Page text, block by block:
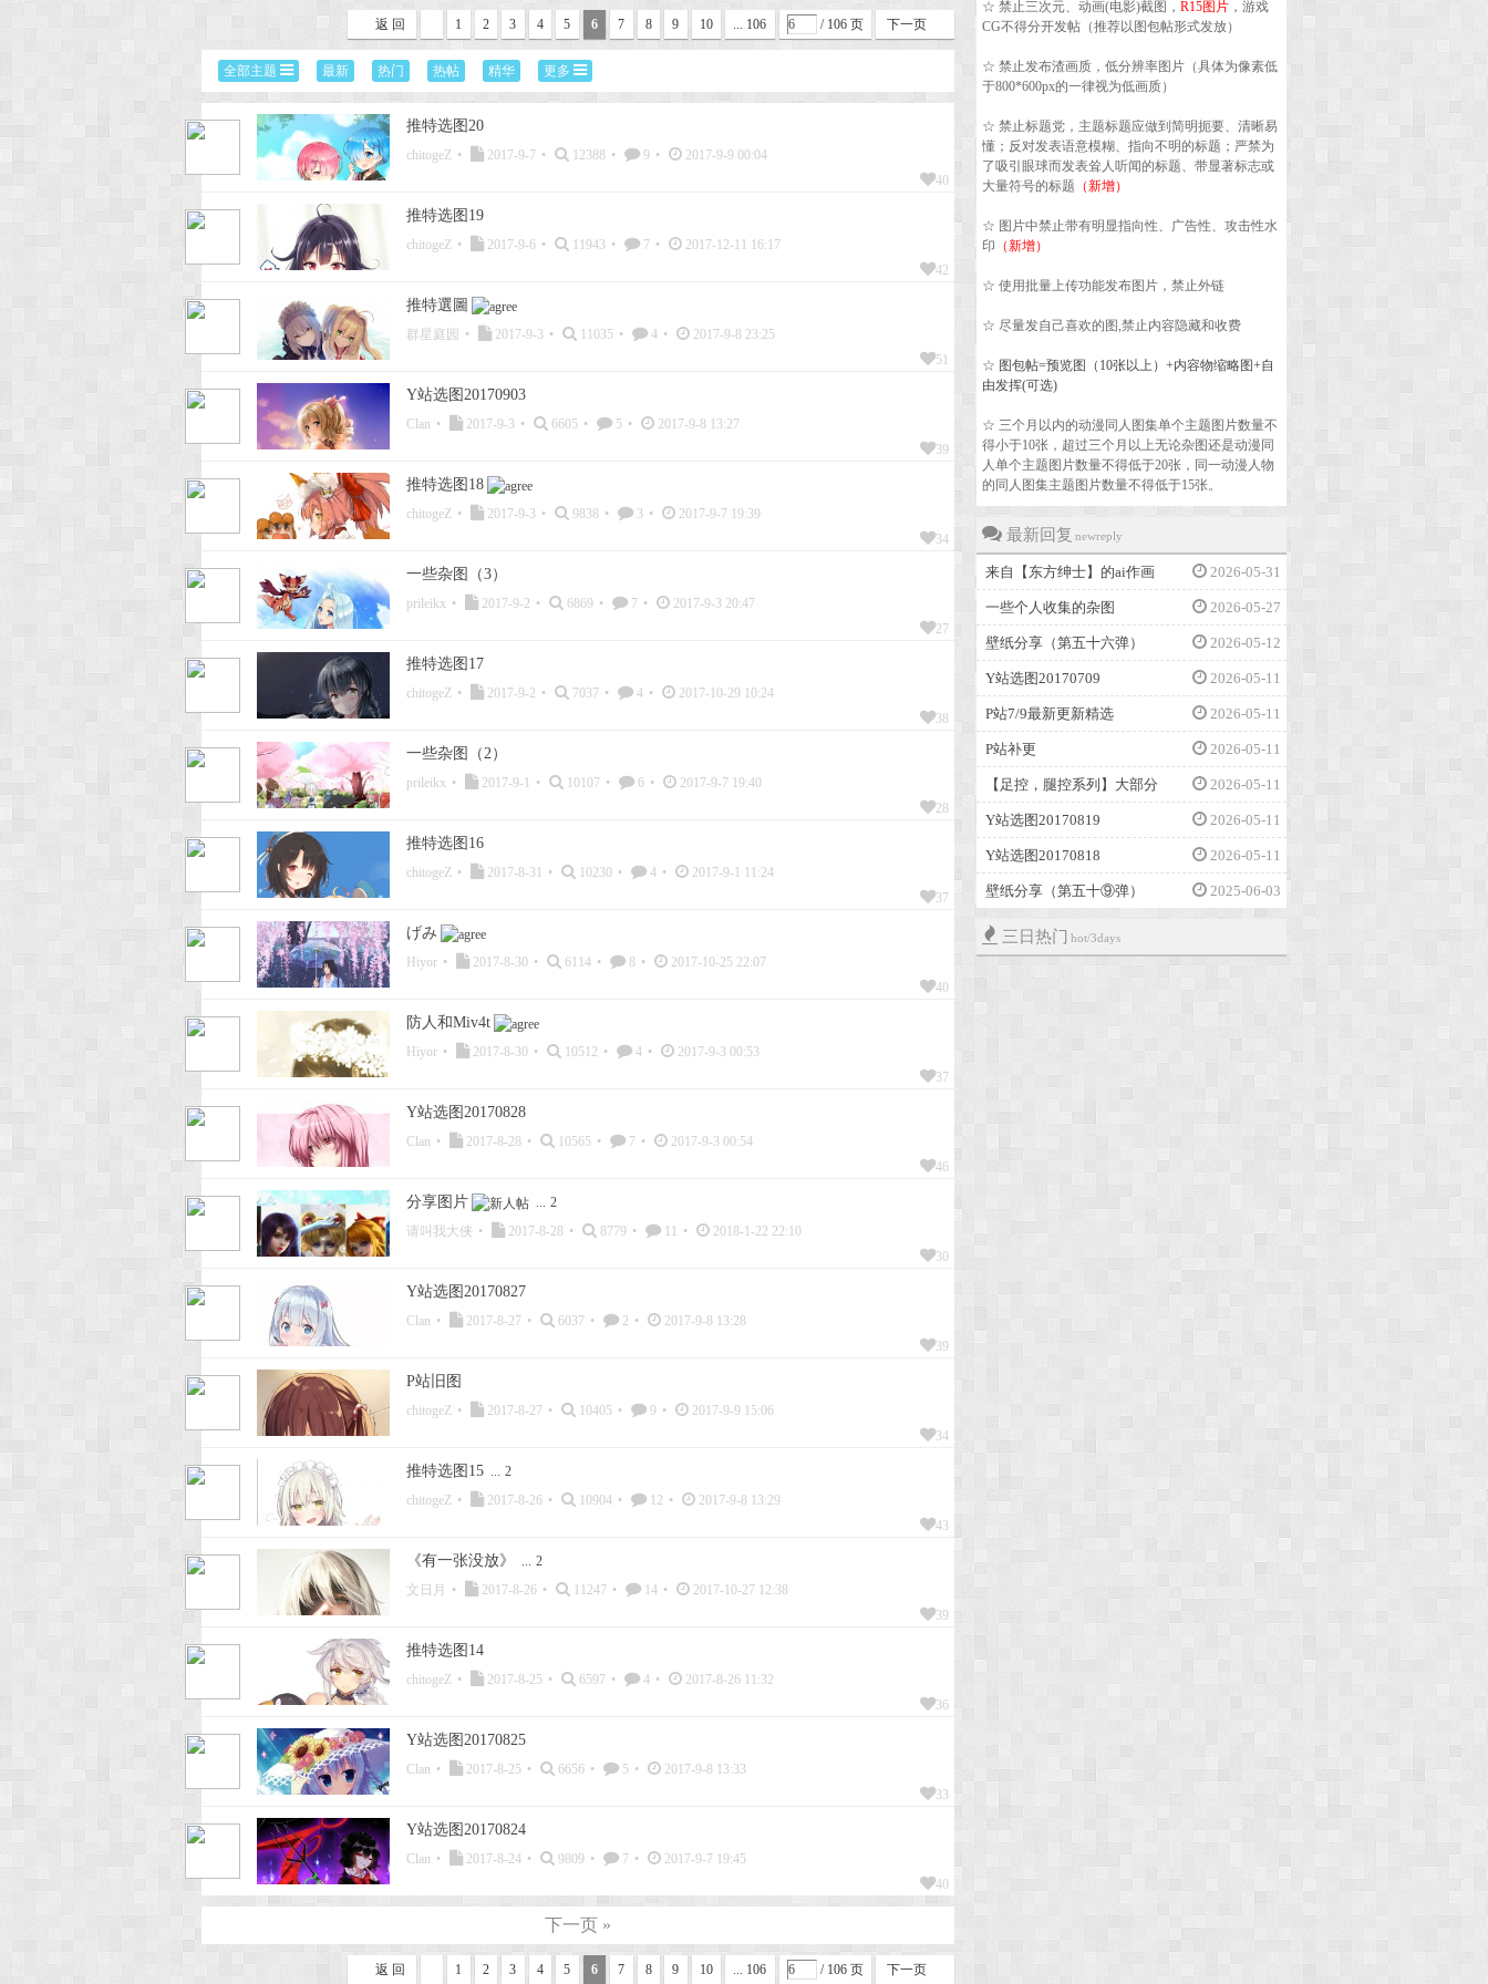
1 2 3 4 5 6 7 8 9 10 ... 106 / 106 页 下一页
返 回
全部主题 最新 热门 热帖 精华 更多
推特选图20
chitogeZ • 2017-9-7 • 12388 • 9 •
2017-9-9 00:04
40
推特选图19
chitogeZ • 2017-9-6 • 11943 • 7 •
2017-12-11 16:17
42
推特選圖
群星庭园 • 2017-9-3 • 11035 • 4 •
2017-9-8 23:25
51
Y站选图20170903
Clan • 2017-9-3 • 6605 • 5 •
2017-9-8 13:27
39
推特选图18
chitogeZ • 2017-9-3 • 9838 • 3 •
2017-9-7 19:39
34
一些杂图（3）
prileikx • 2017-9-2 • 6869 • 7 •
2017-9-3 20:47
27
推特选图17
chitogeZ • 2017-9-2 • 7037 • 4 •
2017-10-29 10:24
38
一些杂图（2）
prileikx • 2017-9-1 • 10107 • 6 •
2017-9-7 19:40
28
推特选图16
chitogeZ • 2017-8-31 • 10230 • 4 •
2017-9-1 11:24
37
げみ
Hiyor • 2017-8-30 • 6114 • 8 •
2017-10-25 22:07
40
防人和Miv4t
Hiyor • 2017-8-30 • 10512 • 4 •
2017-9-3 00:53
37
Y站选图20170828
Clan • 2017-8-28 • 10565 • 7 •
2017-9-3 00:54
46
分享图片 ... 2
请叫我大侠 • 2017-8-28 • 8779 • 11 •
2018-1-22 22:10
30
Y站选图20170827
Clan • 2017-8-27 • 6037 • 2 •
2017-9-8 13:28
39
P站旧图
chitogeZ • 2017-8-27 • 10405 • 9 •
2017-9-9 15:06
34
推特选图15 ... 2
chitogeZ • 2017-8-26 • 10904 • 12 •
2017-9-8 13:29
43
《有一张没放》 ... 2
文日月
• 2017-8-26 • 11247 • 14 •
2017-10-27 12:38
39
推特选图14
chitogeZ • 2017-8-25 • 6597 • 4 •
2017-8-26 11:32
36
Y站选图20170825
Clan • 2017-8-25 • 6656 • 5 •
2017-9-8 13:33
33
Y站选图20170824
Clan • 2017-8-24 • 9809 • 7 •
2017-9-7 19:45
40
下一页 »
1 2 3 4 5 6 7 8 9 10 ... 106 / 106 页 下一页
返 回
☆ 禁止三次元、动画(电影)截图， R15图片 ，游戏
CG不得分开发帖（推荐以图包帖形式发放）
☆ 禁止发布渣画质，低分辨率图片（具体为像素低
于800*600px的一律视为低画质）
☆ 禁止标题党，主题标题应做到简明扼要、清晰易
懂；反对发表语意模糊、指向不明的标题；严禁为
了吸引眼球而发表耸人听闻的标题、带显著标志或
大量符号的标题 （新增）
☆ 图片中禁止带有明显指向性、广告性、攻击性水
印 （新增）
☆ 使用批量上传功能发布图片，禁止外链
☆ 尽量发自己喜欢的图,禁止内容隐藏和收费
☆ 图包帖=预览图（10张以上）+内容物缩略图+自
由发挥(可选)
☆ 三个月以内的动漫同人图集单个主题图片数量不
得小于10张，超过三个月以上无论杂图还是动漫同
人单个主题图片数量不得低于20张，同一动漫人物
的同人图集主题图片数量不得低于15张。
最新回复 newreply
来自【东方绅士】的ai作画 2026-05-31
一些个人收集的杂图 2026-05-27
壁纸分享（第五十六弹） 2026-05-12
Y站选图20170709 2026-05-11
P站7/9最新更新精选 2026-05-11
P站补更 2026-05-11
【足控，腿控系列】大部分 2026-05-11
Y站选图20170819 2026-05-11
Y站选图20170818 2026-05-11
壁纸分享（第五十⑨弹） 2025-06-03
三日热门 hot/3days